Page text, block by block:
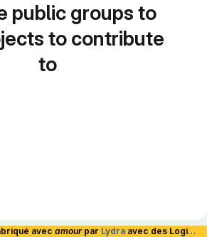
public groups to
to contribute
to
avec amour par Lydra avec des Logiciels Libres et hébergé en